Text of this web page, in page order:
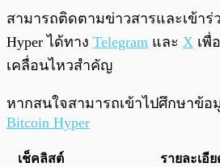
สามารถติดตามข่าวสารและเข้าร่
Hyper ได้ทาง Telegram และ X เพื่
เคลื่อนไหวสำคัญ
หากสนใจสามารถเข้าไปศึกษาข้อ
Bitcoin Hyper
เช็คลิสต์ รายละเอีย